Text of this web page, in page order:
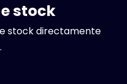
stock
stock directamente